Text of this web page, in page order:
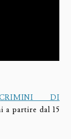
DI
a partire dal 15